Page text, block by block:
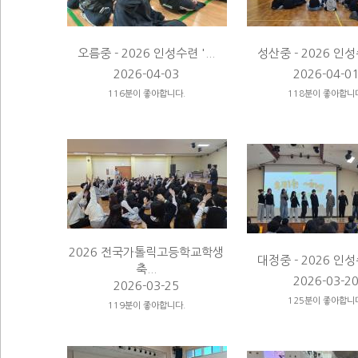
오름중 - 2026 인성수련 '...
2026-04-03
116분이 좋아합니다.
성산중 - 2026 인
2026-04-
118분이 좋아합니
2026 전국가톨릭고등학교학생
축...
2026-03-25
119분이 좋아합니다.
대정중 - 2026 인
2026-03-
125분이 좋아합니